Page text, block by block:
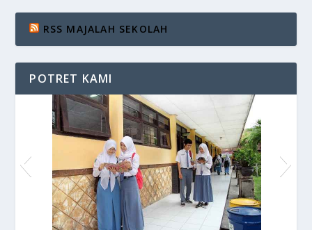
RSS MAJALAH SEKOLAH
POTRET KAMI